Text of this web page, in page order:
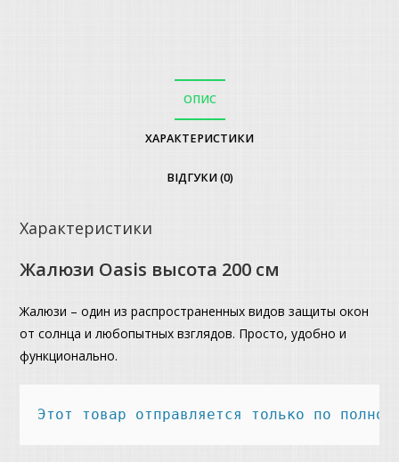
ОПИС
ХАРАКТЕРИСТИКИ
ВІДГУКИ (0)
Характеристики
Жалюзи Oasis высота 200 см
Жалюзи – один из распространенных видов защиты окон
от солнца и любопытных взглядов. Просто, удобно и
функционально.
Этот товар отправляется только по